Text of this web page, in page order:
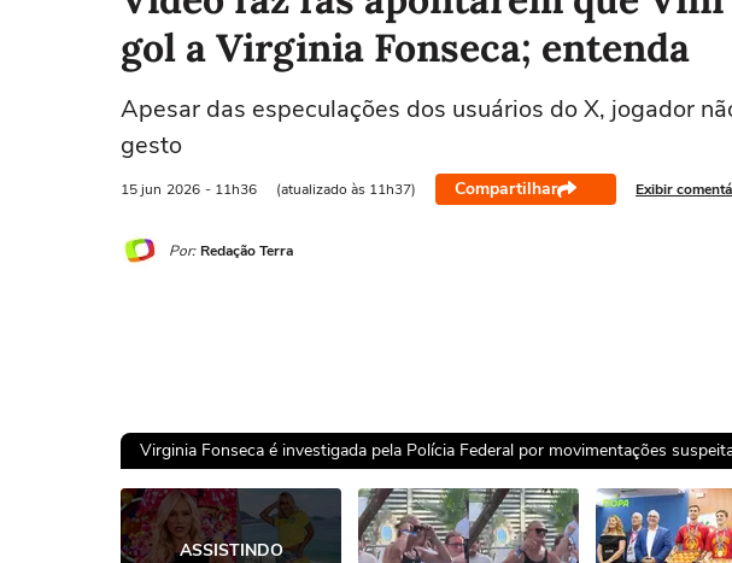
gol a Virginia Fonseca; entenda
Apesar das especulações dos usuários do X, jogador
gesto
15 jun 2026 - 11h36 (atualizado às 11h37) Compartilhar Exibir
Por: Redação Terra
Virginia Fonseca é investigada pela Polícia Federal por movimentações
Ops!ASSISTINDO